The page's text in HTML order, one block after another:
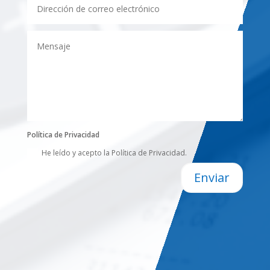
Política de Privacidad
He leído y acepto la Política de Privacidad.
Enviar